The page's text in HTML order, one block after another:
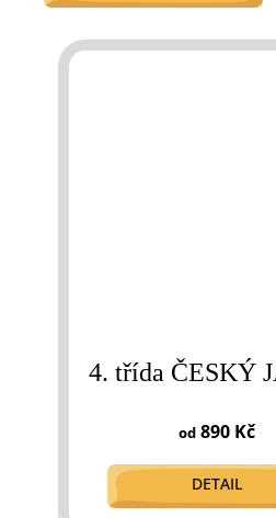
4. třída ČESKÝ
od 890 Kč
DETAIL